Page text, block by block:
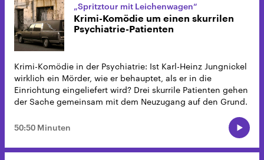
„Spritztour mit Leichenwagen“
Krimi-Komödie um einen skurrilen
Psychiatrie-Patienten
Krimi-Komödie in der Psychiatrie: Ist Karl-Heinz Jungnickel
wirklich ein Mörder, wie er behauptet, als er in die
Einrichtung eingeliefert wird? Drei skurrile Patienten gehen
der Sache gemeinsam mit dem Neuzugang auf den Grund.
50:50 Minuten